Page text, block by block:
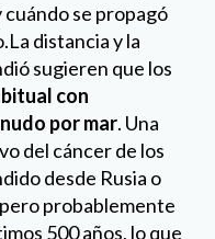
los colonizadores
A
publicado este
Cognitive and
que la